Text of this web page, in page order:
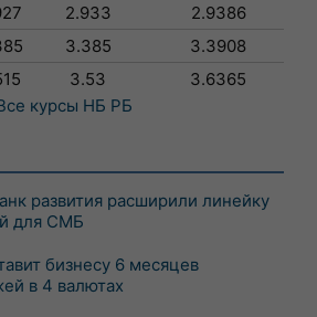
2.933
2.9386
3.385
3.3908
3.53
3.6365
курсы НБ РБ
развития расширили линейку
для СМБ
бизнесу 6 месяцев
в 4 валютах